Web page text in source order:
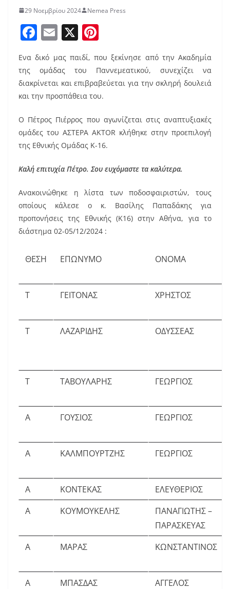
29 Νοεμβρίου 2024 Nemea Press
F
a
c
e
b
o
o
k
E
ai
l
X
nt
er
e
st
Ενα δικό μας παιδί, που ξεκίνησε από την Ακαδημία
της ομάδας του Παννεμεατικού, συνεχίζει να
διακρίνεται και επιβραβεύεται για την σκληρή δουλειά
και την προσπάθεια του.
Ο Πέτρος Πιέρρος που αγωνίζεται στις αναπτυξιακές
ομάδες του ΑΣΤΕΡΑ AKTOR κλήθηκε στην προεπιλογή
της Εθνικής Ομάδας Κ-16.
Καλή επιτυχία Πέτρο. Σου ευχόμαστε τα καλύτερα.
Ανακοινώθηκε η λίστα των ποδοσφαιριστών, τους
οποίους κάλεσε ο κ. Βασίλης Παπαδάκης για
προπονήσεις της Εθνικής (Κ16) στην Αθήνα, για το
διάστημα 02-05/12/2024 :
ΘΕΣΗ ΕΠΩΝΥΜΟ ΟΝΟΜΑ
Τ ΓΕΙΤΟΝΑΣ ΧΡΗΣΤΟΣ
Τ ΛΑΖΑΡΙΔΗΣ ΟΔΥΣΣΕΑΣ
Τ ΤΑΒΟΥΛΑΡΗΣ ΓΕΩΡΓΙΟΣ
Α ΓΟΥΣΙΟΣ ΓΕΩΡΓΙΟΣ
Α ΚΑΛΜΠΟΥΡΤΖΗΣ ΓΕΩΡΓΙΟΣ
Α ΚΟΝΤΕΚΑΣ
ΕΛΕΥΘΕΡΙΟΣ
Α
ΚΟΥΜΟΥΚΕΛΗΣ
ΠΑΝΑΓΙΩΤΗΣ –
ΠΑΡΑΣΚΕΥΑΣ
Α
ΜΑΡΑΣ ΚΩΝΣΤΑΝΤΙΝΟΣ
Α ΜΠΑΣΔΑΣ ΑΓΓΕΛΟΣ